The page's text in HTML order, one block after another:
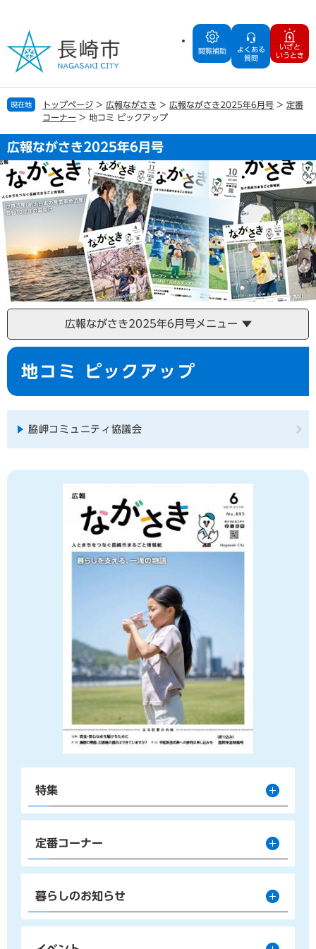
の
で
す
ー
ば
し
本
文
閲覧補助
よくある
質問
いざと
いうとき
現在地 トップページ > 広報ながさき > 広報ながさき2025年6月号 > 定番
コーナー > 地コミ ピックアップ
広報ながさき2025年6月号
広報ながさき2025年6月号メニュー
本
地コミ ピックアップ
脇岬コミュニティ協議会
特集
定番コーナー
暮らしのお知らせ